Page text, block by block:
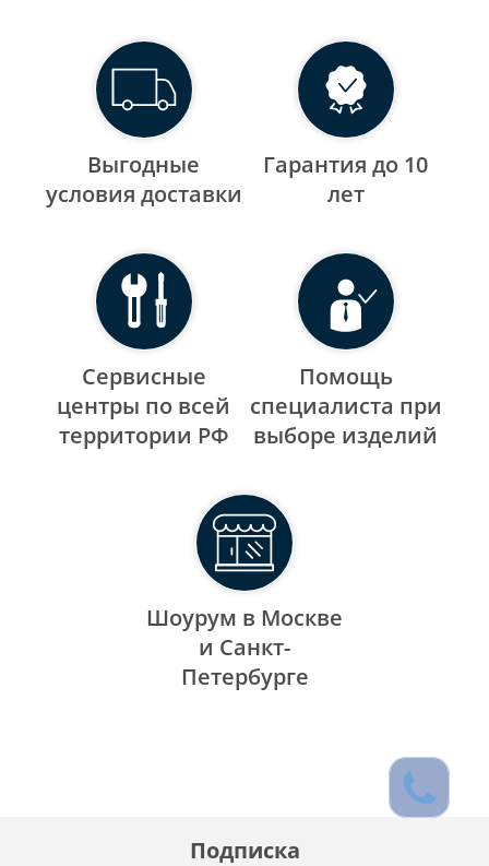
Выгодные
уcловия доставки
Гарантия до 10
лет
Сервисные
центры по всей
территории РФ
Помощь
специалиста при
выборе изделий
Шоурум в Москве
и Санкт-
Петербурге
Подписка